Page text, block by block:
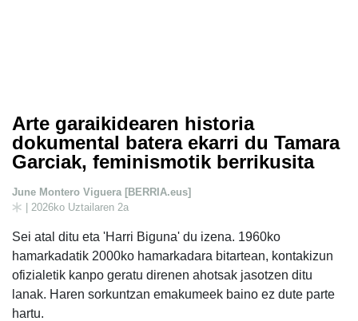
Arte garaikidearen historia
dokumental batera ekarri du Tamara
Garciak, feminismotik berrikusita
June Montero Viguera [BERRIA.eus]
| 2026ko Uztailaren 2a
Sei atal ditu eta 'Harri Biguna' du izena. 1960ko
hamarkadatik 2000ko hamarkadara bitartean, kontakizun
ofizialetik kanpo geratu direnen ahotsak jasotzen ditu
lanak. Haren sorkuntzan emakumeek baino ez dute parte
hartu.